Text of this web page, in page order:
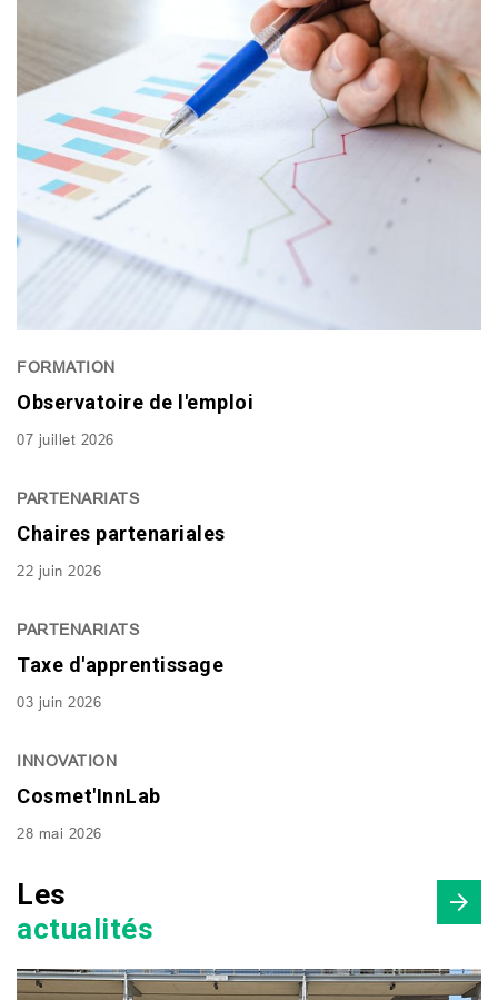
FORMATION
Observatoire de l'emploi
07 juillet 2026
PARTENARIATS
Chaires partenariales
22 juin 2026
PARTENARIATS
Taxe d'apprentissage
03 juin 2026
INNOVATION
Cosmet'InnLab
28 mai 2026
Les
actualités